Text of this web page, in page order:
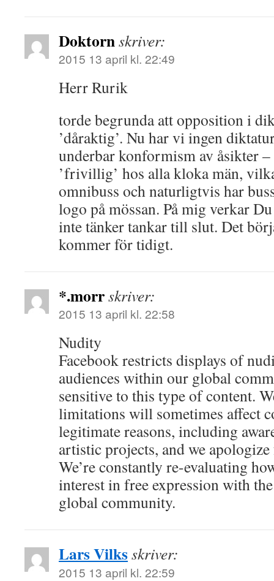
Doktornskriver:
2015 13 april kl. 22:49
Herr Rurik
torde begrunda att opposition i
’dåraktig’. Nu har vi ingen
underbar konformism av åsikter –
’frivillig’ hos alla kloka män,
omnibuss och naturligtvis har
logo på mössan. På mig verkar
inte tänker tankar till slut. Det
kommer för tidigt.
*.morrskriver:
2015 13 april kl. 22:58
Nudity
Facebook restricts displays of
audiences within our global
sensitive to this type of content.
limitations will sometimes affect
legitimate reasons, including
artistic projects, and we
We’re constantly re-evaluating
interest in free expression with
global community.
Lars Vilksskriver:
2015 13 april kl. 22:59